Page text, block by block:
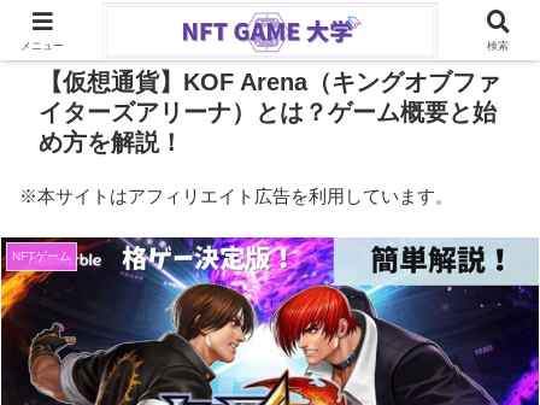
PR
【仮想通貨】KOF Arena（キングオブファ
イターズアリーナ）とは？ゲーム概要と始
め方を解説！
※本サイトはアフィリエイト広告を利用しています。
NFTゲーム
メニュー 検索